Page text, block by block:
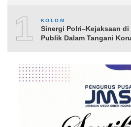
10KOLOM
Sinergi Polri–Kejaksaan di
Publik Dalam Tangani